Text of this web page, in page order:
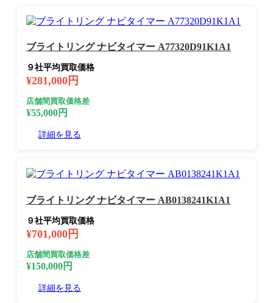
ブライトリング ナビタイマー A77320D91K1A1
９社平均買取価格
¥281,000円
店舗間買取価格差
¥55,000円
詳細を見る
ブライトリング ナビタイマー AB0138241K1A1
９社平均買取価格
¥701,000円
店舗間買取価格差
¥150,000円
詳細を見る